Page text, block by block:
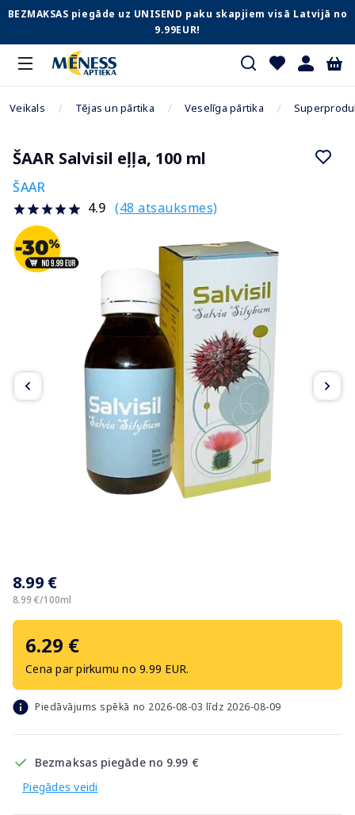
BEZMAKSAS piegāde uz UNISEND paku skapjiem visā Latvijā no
9.99EUR!
Veikals Tējas un pārtika Veselīga pārtika
ŠAAR Salvisil eļļa, 100 ml
ŠAAR
4.9 (48 atsauksmes)
8.99 €
8.99 €/100ml
6.29 €
Cena par pirkumu no 9.99 EUR.
Piedāvājums spēkā no 2026-08-03 līdz 2026-08-09
Bezmaksas piegāde no 9.99 €
Piegādes veidi